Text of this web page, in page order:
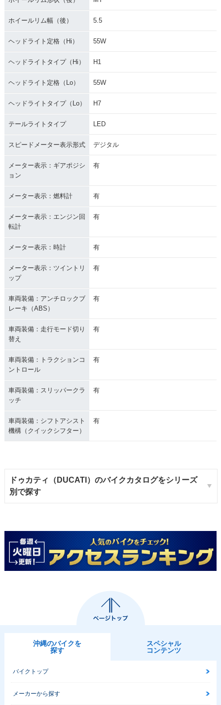
ホイールリム幅（後） 5.5
ヘッドライト定格（Hi） 55W
ヘッドライトタイプ（Hi） H1
ヘッドライト定格（Lo） 55W
ヘッドライトタイプ（Lo） H7
テールライトタイプ LED
スピードメーター表示形式 デジタル
メーター表示：ギアポジシ
ョン
有
メーター表示：燃料計 有
メーター表示：エンジン回
転計
有
メーター表示：時計 有
メーター表示：ツイントリ
ップ
有
車両装備：アンチロックブ
レーキ（ABS）
有
車両装備：走行モード切り
替え
有
車両装備：トラクションコ
ントロール
有
車両装備：スリッパークラ
ッチ
有
車両装備：シフトアシスト
機構（クイックシフター）
有
ドゥカティ（DUCATI）のバイクカタログをシリーズ
別で探す
沖縄のバイクを
探す
スペシャル
コンテンツ
バイクトップ
メーカーから探す